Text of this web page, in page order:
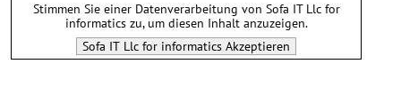
Stimmen Sie einer Datenverarbeitung von Sofa IT Llc for
informaticszu, um diesen Inhalt anzuzeigen.
Sofa IT Llc for informatics Akzeptieren